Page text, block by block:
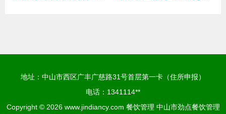
地址：中山市西区广丰广慈路31号首层第一卡（住所申报）
电话：1341114**
Copyright © 2026 www.jindiancy.com 餐饮管理 中山市劲点餐饮管理